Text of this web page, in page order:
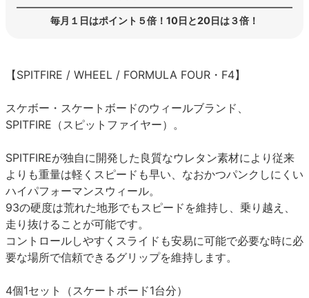
毎月１日はポイント５倍！10日と20日は３倍！
【SPITFIRE / WHEEL / FORMULA FOUR・F4】
スケボー・スケートボードのウィールブランド、
SPITFIRE（スピットファイヤー）。
SPITFIREが独自に開発した良質なウレタン素材により従来
よりも重量は軽くスピードも早い、なおかつパンクしにくい
ハイパフォーマンスウィール。
93の硬度は荒れた地形でもスピードを維持し、乗り越え、
走り抜けることが可能です。
コントロールしやすくスライドも安易に可能で必要な時に必
要な場所で信頼できるグリップを維持します。
4個1セット（スケートボード1台分）